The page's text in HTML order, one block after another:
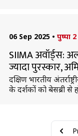
06 Sep 2025 • पुष्पा 2
SIIMA अवॉर्ड्स:
ज्यादा पुरस्कार,
दक्षिण भारतीय
के दर्शकों को बेसब्री से